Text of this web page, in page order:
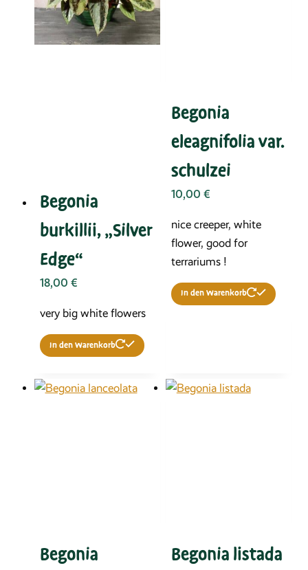
Begonia
burkillii, „Silver
Edge“
18,00 €
very big white flowers
In den Warenkorb
Begonia
eleagnifolia var.
schulzei
10,00 €
nice creeper, white
flower, good for
terrariums !
In den Warenkorb
Begonia
Begonia listada